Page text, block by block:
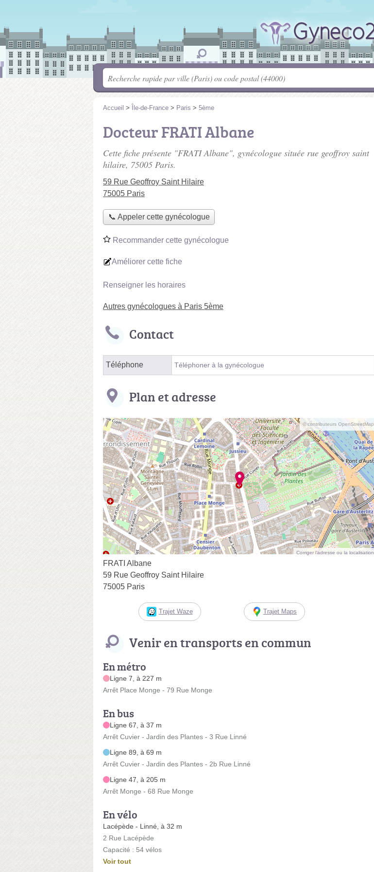
Accueil > Île-de-France > Paris > 5ème
Docteur FRATI Albane
Cette fiche présente "FRATI Albane", gynécologue située rue geoffroy saint
hilaire, 75005 Paris.
59 Rue Geoffroy Saint Hilaire
75005 Paris
📞 Appeler cette gynécologue
Recommander cette gynécologue
Améliorer cette fiche
Renseigner les horaires
Autres gynécologues à Paris 5ème
Contact
Téléphone Téléphoner à la gynécologue
Plan et adresse
© contributeurs OpenStreetMap
Corriger l’adresse ou la localisation
FRATI Albane
59 Rue Geoffroy Saint Hilaire
75005 Paris
Trajet Waze Trajet Maps
Venir en transports en commun
En métro
Ligne 7, à 227 m
Arrêt Place Monge - 79 Rue Monge
En bus
Ligne 67, à 37 m
Arrêt Cuvier - Jardin des Plantes - 3 Rue Linné
Ligne 89, à 69 m
Arrêt Cuvier - Jardin des Plantes - 2b Rue Linné
Ligne 47, à 205 m
Arrêt Monge - 68 Rue Monge
En vélo
Lacépède - Linné, à 32 m
2 Rue Lacépède
Capacité : 54 vélos
Voir tout